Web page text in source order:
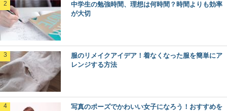
ていますか？ そこには意外と知らないルール...
鎌倉時代の武士がどのような生活をしていたのか知りたい
という人もいますよね。学校で歴史の勉強をする時に...
中学生の勉強時間、理想は何時間？時間よりも効率
が大切
服のリメイクアイデア！着なくなった服を簡単にア
レンジする方法
写真のポーズでかわいい女子になろう！おすすめを